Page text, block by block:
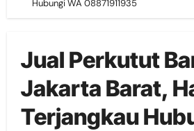
Hubungi WA 08871911935
Jual Perkutut
Jakarta Barat,
Terjangkau